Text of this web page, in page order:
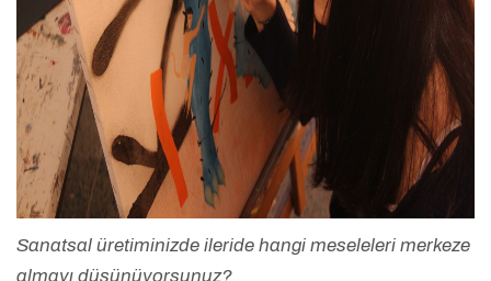
Sanatsal üretiminizde ileride hangi meseleleri merkeze
almayı düşünüyorsunuz?